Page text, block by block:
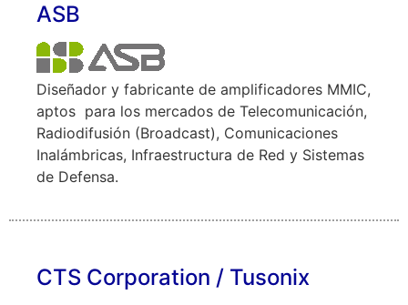
ASB
Diseñador y fabricante de amplificadores MMIC,
aptos para los mercados de Telecomunicación,
Radiodifusión (Broadcast), Comunicaciones
Inalámbricas, Infraestructura de Red y Sistemas
de Defensa.
CTS Corporation / Tusonix